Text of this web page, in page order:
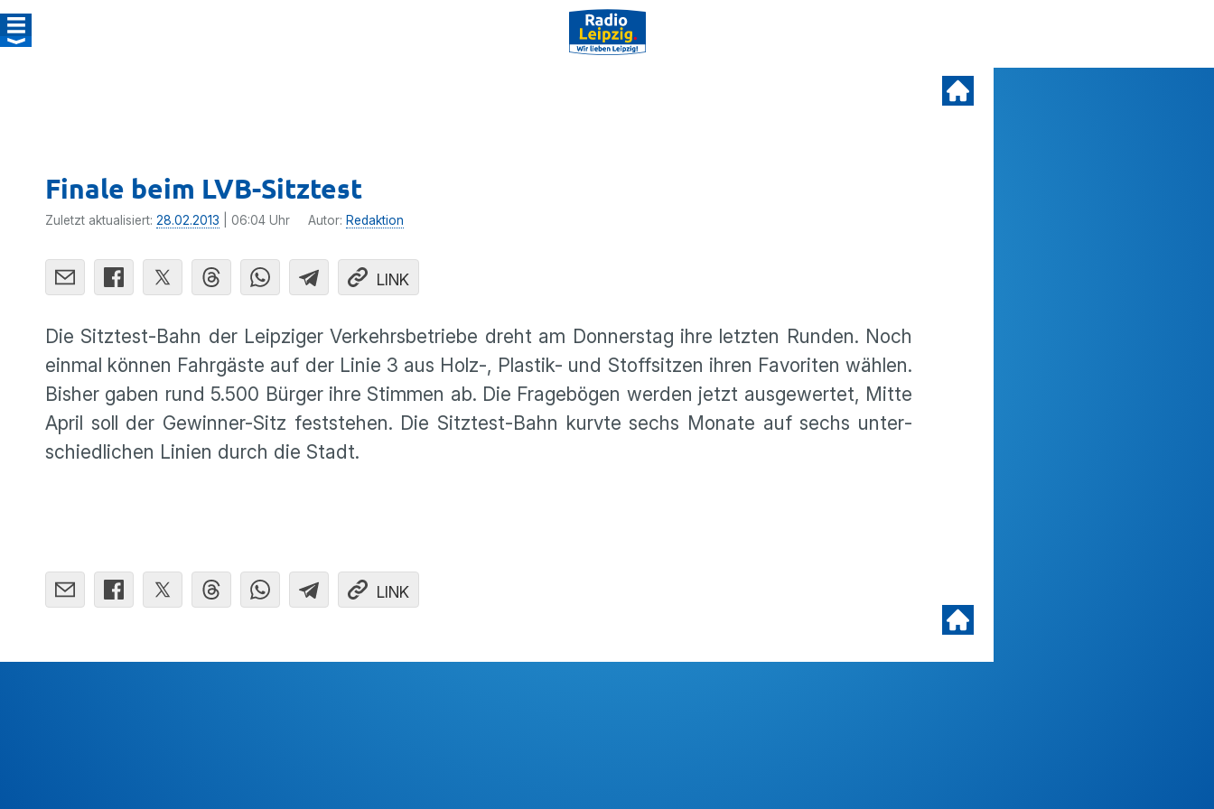
Finale beim LVB-Sitztest
Zuletzt aktualisiert: 28.02.2013 | 06:04 Uhr Autor: Redaktion
LINK
Die Sitztest-Bahn der Leipziger Verkehrs­be­triebe dreht am Donnerstag ihre letzten Runden. Noch
einmal können Fahrgäste auf der Linie 3 aus Holz-, Plastik- und Stoff­sitzen ihren Favoriten wählen.
Bisher gaben rund 5.500 Bürger ihre Stimmen ab. Die Frage­bögen werden jetzt ausge­wertet, Mitte
April soll der Gewinner-Sitz feststehen. Die Sitztest-Bahn kurvte sechs Monate auf sechs unter­
schied­li­chen Linien durch die Stadt.
LINK